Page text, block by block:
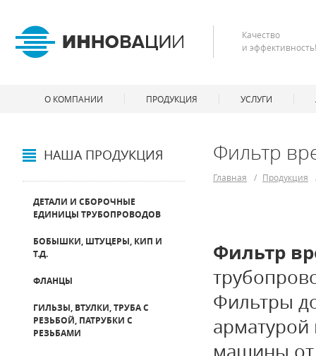
НАША ПРОДУКЦИЯ
ДЕТАЛИ И СБОРОЧНЫЕ
ЕДИНИЦЫ ТРУБОПРОВОДОВ
БОБЫШКИ, ШТУЦЕРЫ, КИП И
Т.Д.
ФЛАНЦЫ
ГИЛЬЗЫ, ВТУЛКИ, ТРУБА С
РЕЗЬБОЙ, ПАТРУБКИ С
РЕЗЬБАМИ
Фильтр
Главная / Продукция
Фильтр
Фильтры
машины от
Качество
и эффективность!
О КОМПАНИИ ПРОДУКЦИЯ УСЛУГИ